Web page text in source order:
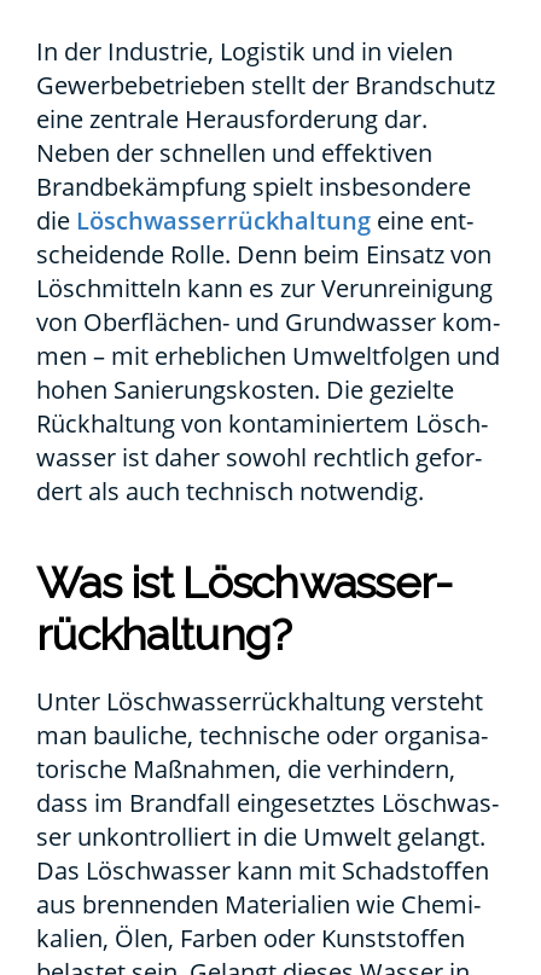
In der Indus­trie, Logis­tik und in vie­len
Gewer­be­be­trie­ben stellt der Brand­schutz
eine zen­tra­le Her­aus­for­de­rung dar.
Neben der schnel­len und effek­ti­ven
Brand­be­kämp­fung spielt ins­be­son­de­re
die Lösch­was­ser­rück­hal­tung eine ent­
schei­den­de Rol­le. Denn beim Ein­satz von
Lösch­mit­teln kann es zur Ver­un­rei­ni­gung
von Ober­flä­chen- und Grund­was­ser kom­
men – mit erheb­li­chen Umwelt­fol­gen und
hohen Sanie­rungs­kos­ten. Die geziel­te
Rück­hal­tung von kon­ta­mi­nier­tem Lösch­
was­ser ist daher sowohl recht­lich gefor­
dert als auch tech­nisch not­wen­dig.
Was ist Lösch­was­ser­
rück­hal­tung?
Unter Lösch­was­ser­rück­hal­tung ver­steht
man bau­li­che, tech­ni­sche oder orga­ni­sa­
to­ri­sche Maß­nah­men, die ver­hin­dern,
dass im Brand­fall ein­ge­setz­tes Lösch­was­
ser unkon­trol­liert in die Umwelt gelangt.
Das Lösch­was­ser kann mit Schad­stof­fen
aus bren­nen­den Mate­ria­li­en wie Che­mi­
ka­li­en, Ölen, Far­ben oder Kunst­stof­fen